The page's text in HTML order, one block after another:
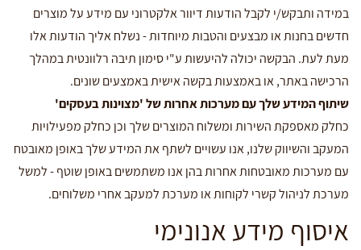
במידה ותבקש/י לקבל הודעות דיוור אלקטרוני עם מידע על מוצרים
חדשים בחנות או מבצעים והטבות מיוחדות - נשלח אליך הודעות אלו
מעת לעת. הבקשה יכולה להיעשות ע"י סימון תיבה רלוונטית במהלך
הרכישה באתר, או באמצעות בקשה אישית באמצעים שונים.
שיתוף המידע שלך עם מערכות אחרות של 'מצוינות בעסקים'
כחלק מאספקת השירות ומשלוח המוצרים שלך וכן כחלק מפעילויות
המעקב והשיווק שלנו, אנו עשויים לשתף את המידע שלך באופן מאובטח
עם מערכות מאובטחות אחרות בהן אנו משתמשים באופן שוטף - למשל
מערכת לניהול קשרי לקוחות או מערכת למעקב אחרי משלוחים.
איסוף מידע אנונימי